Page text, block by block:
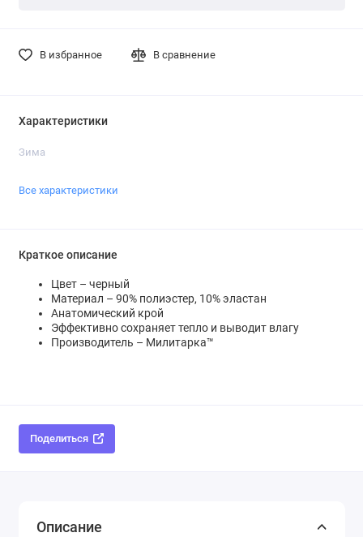
В избранное В сравнение
Характеристики
Зима
Все характеристики
Краткое описание
Цвет – черный
Материал – 90% полиэстер, 10% эластан
Анатомический крой
Эффективно сохраняет тепло и выводит влагу
Производитель – Милитарка™
Поделиться
Описание